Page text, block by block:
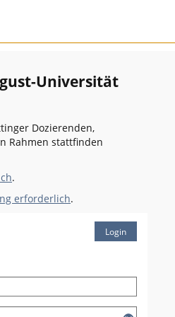
Universität
Dozierenden,
Rahmen stattfinden
.
erforderlich.
Login